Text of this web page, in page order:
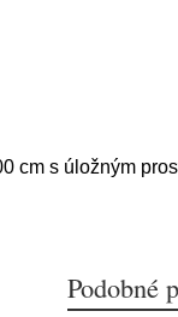
cm s úložným
Podobné